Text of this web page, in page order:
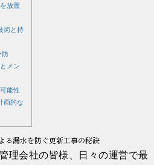
放置
術と持
防
メン
能性
画的な
る漏水を防ぐ更新工事の秘訣
理会社の皆様、日々の運営で最